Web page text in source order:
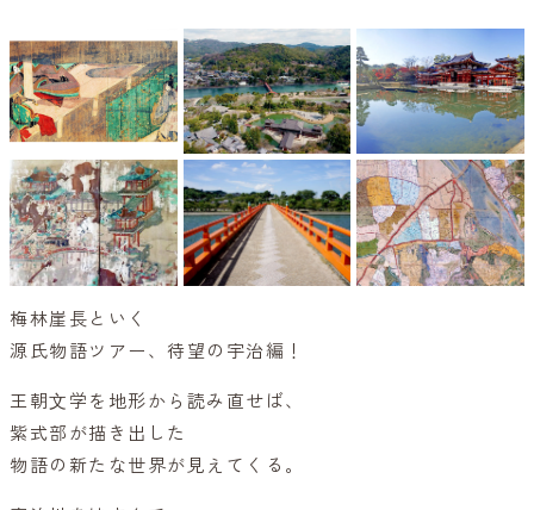
梅林崖長といく
源氏物語ツアー、待望の宇治編！
王朝⽂学を地形から読み直せば、
紫式部が描き出した
物語の新たな世界が見えてくる。